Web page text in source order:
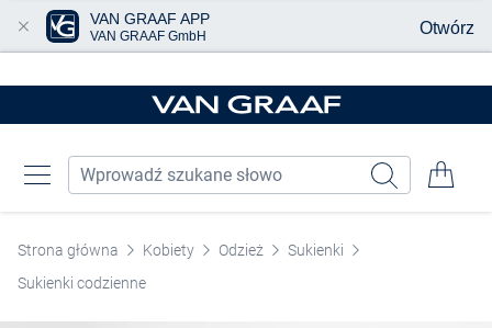
Strona główna Kobiety Odzież
Sukienki
Sukienki codzienne
VAN GRAAF APP
VAN GRAAF GmbH Otwórz